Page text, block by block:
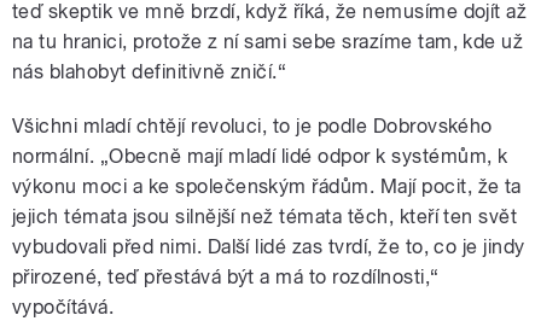
teď skeptik ve mně brzdí, když říká, že nemusíme dojít až
na tu hranici, protože z ní sami sebe srazíme tam, kde už
nás blahobyt definitivně zničí.“
Všichni mladí chtějí revoluci, to je podle Dobrovského
normální. „Obecně mají mladí lidé odpor k systémům, k
výkonu moci a ke společenským řádům. Mají pocit, že ta
jejich témata jsou silnější než témata těch, kteří ten svět
vybudovali před nimi. Další lidé zas tvrdí, že to, co je jindy
přirozené, teď přestává být a má to rozdílnosti,“
vypočítává.